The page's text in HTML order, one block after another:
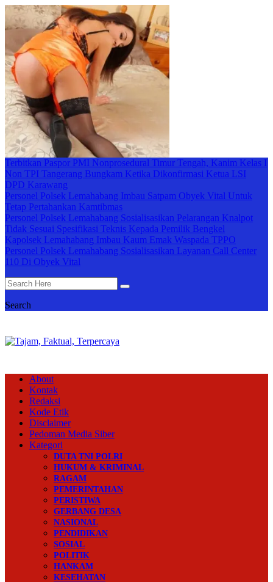
Terbitkan Paspor PMI Nonprosedural Timur Tengah, Kanim Kelas I
Non TPI Tangerang Bungkam Ketika Dikonfirmasi Ketua LSI
DPD Karawang
Personel Polsek Lemahabang Imbau Satpam Obyek Vital Untuk
Tetap Pertahankan Kamtibmas
Personel Polsek Lemahabang Sosialisasikan Pelarangan Knalpot
Tidak Sesuai Spesifikasi Teknis Kepada Pemilik Bengkel
Kapolsek Lemahabang Imbau Kaum Emak Waspada TPPO
Personel Polsek Lemahabang Sosialisasikan Layanan Call Center
110 Di Obyek Vital
Search
About
Kontak
Redaksi
Kode Etik
Disclaimer
Pedoman Media Siber
Kategori
DUTA TNI POLRI
HUKUM & KRIMINAL
RAGAM
PEMERINTAHAN
PERISTIWA
GERBANG DESA
NASIONAL
PENDIDIKAN
SOSIAL
POLITIK
HANKAM
KESEHATAN